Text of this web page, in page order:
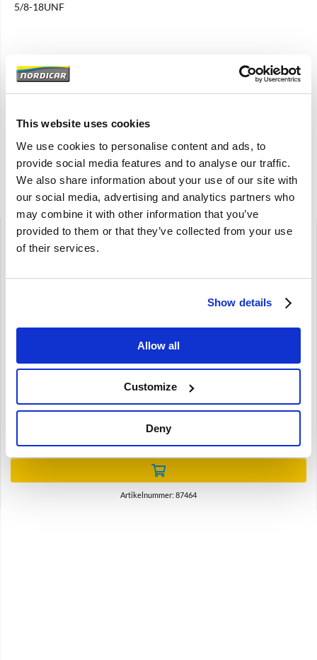
This website uses cookies
We use cookies to personalise content and ads, to
provide social media features and to analyse our traffic.
We also share information about your use of our site with
our social media, advertising and analytics partners who
may combine it with other information that you’ve
provided to them or that they’ve collected from your use
of their services.
Show details
Allow all
Customize
Deny
5/8-18UNF
Specificaties
Artikelcode
OE referentie 153042
Gerelateerde artikelen
Wiellager ring met nok Volvo 444 445 544 210 Amazon
444 445 544 210
10,70
Artikelnummer: 87464